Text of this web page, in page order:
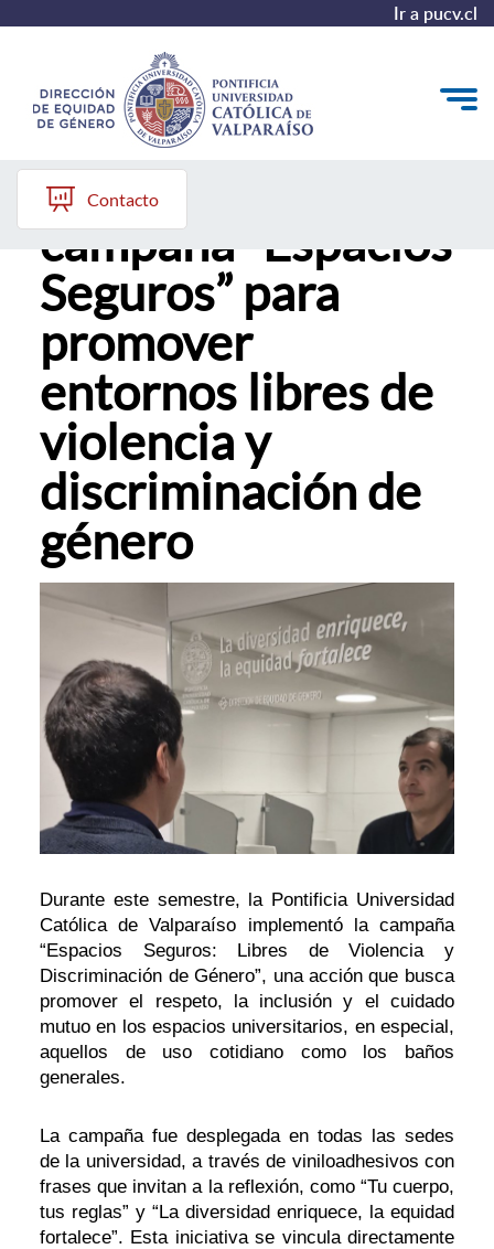
Ir a pucv.cl
Quiénes somos
Diagnóstico y Política
Plan de Acción
Modelo de Prevención
Redes de Trabajo
Contacto
PUCV despliega
campaña “Espacios
Seguros” para
promover
entornos libres de
violencia y
discriminación de
género
Durante este semestre, la Pontificia Universidad
Católica de Valparaíso implementó la campaña
“Espacios Seguros: Libres de Violencia y
Discriminación de Género”, una acción que busca
promover el respeto, la inclusión y el cuidado
mutuo en los espacios universitarios, en especial,
aquellos de uso cotidiano como los baños
generales.
La campaña fue desplegada en todas las sedes
de la universidad, a través de viniloadhesivos con
frases que invitan a la reflexión, como “Tu cuerpo,
tus reglas” y “La diversidad enriquece, la equidad
fortalece”. Esta iniciativa se vincula directamente